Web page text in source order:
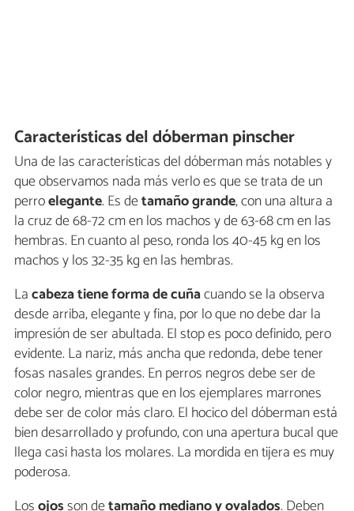
Características del dóberman pinscher
Una de las características del dóberman más notables y
que observamos nada más verlo es que se trata de un
perroelegante. Es detamaño grande, con una altura a
la cruz de 68-72 cm en los machos y de 63-68 cm en las
hembras. En cuanto al peso, ronda los 40-45 kg en los
machos y los 32-35 kg en las hembras.
Lacabeza tiene forma de cuñacuando se la observa
desde arriba, elegante y fina, por lo que no debe dar la
impresión de ser abultada. El stop es poco definido, pero
evidente. La nariz, más ancha que redonda, debe tener
fosas nasales grandes. En perros negros debe ser de
color negro, mientras que en los ejemplares marrones
debe ser de color más claro. El hocico del dóberman está
bien desarrollado y profundo, con una apertura bucal que
llega casi hasta los molares. La mordida en tijera es muy
poderosa.
Losojosson detamaño mediano y ovalados. Deben